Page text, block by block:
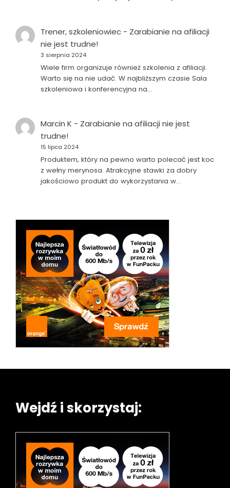
Trener, szkoleniowiec- Zarabianie na afiliacji
nie jest trudne!
3 sierpnia 2024
Wiele firm organizuje również szkolenia z afiliacji.
Warto się na nie udać. W najbliższym czasie Sala
szkoleniowa i konferencyjna na…
Marcin K - Zarabianie na afiliacji nie jest
trudne!
15 lipca 2024
Produktem, który na pewno warto polecać jest koc
z wełny merynosa. Atrakcyjne stawki za dobry
jakościowo produkt do wykorzystania w…
Wejdź i skorzystaj: